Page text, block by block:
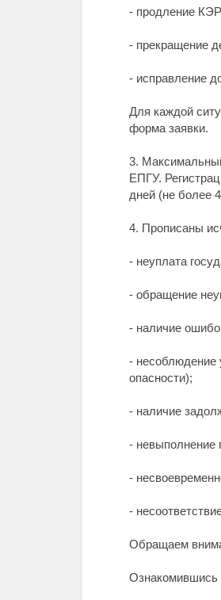
- продление
- прекращение
- исправление
Для каждой
форма заявки.
3.
ЕПГУ.
дней (не более
4. Прописаны
- неуплата
- обращение
- наличие
- несоблюдение
опасности);
- наличие
- невыполнение
-
-
Обращаем
Ознакомившись